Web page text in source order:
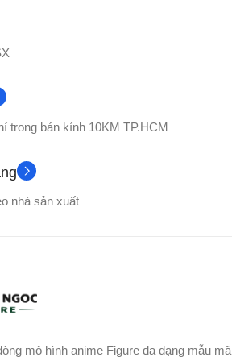
trong bán kính 10KM TP.HCM
nhà sản xuất
mô hình anime Figure đa dạng mẫu mã